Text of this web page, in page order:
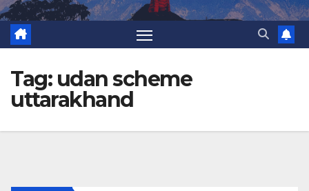
Tag: udan scheme
uttarakhand